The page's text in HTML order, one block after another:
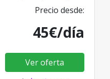
Precio desde:
45€/día
Ver oferta